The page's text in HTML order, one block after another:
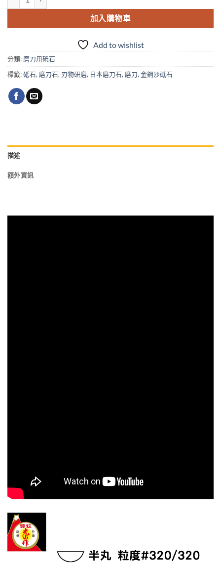
加入購物車
Add to wishlist
分類: 磨刀用砥石
標籤:砥石, 磨刀石, 刃物研磨, 日本磨刀石, 磨刀,金鋼沙砥石
描述
額外資訊